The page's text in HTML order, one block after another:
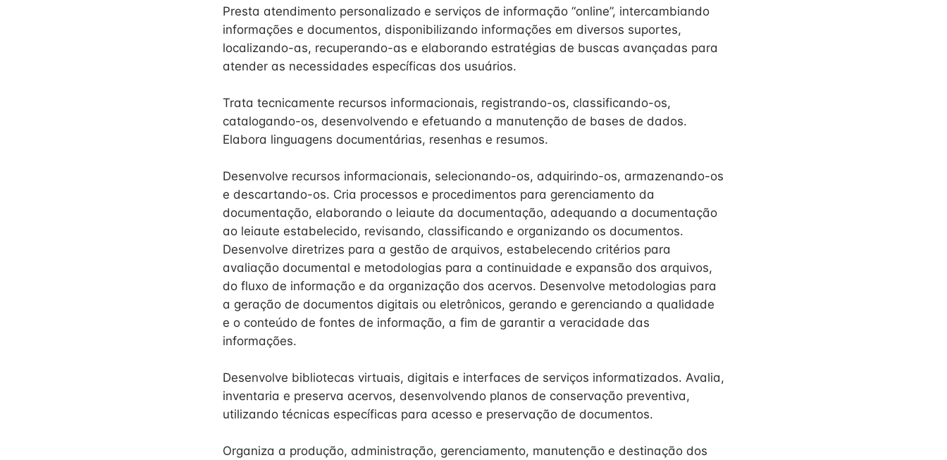
Presta atendimento personalizado e serviços de informação “online”, intercambiando
informações e documentos, disponibilizando informações em diversos suportes,
localizando-as, recuperando-as e elaborando estratégias de buscas avançadas para
atender as necessidades específicas dos usuários.
Trata tecnicamente recursos informacionais, registrando-os, classificando-os,
catalogando-os, desenvolvendo e efetuando a manutenção de bases de dados.
Elabora linguagens documentárias, resenhas e resumos.
Desenvolve recursos informacionais, selecionando-os, adquirindo-os, armazenando-os
e descartando-os. Cria processos e procedimentos para gerenciamento da
documentação, elaborando o leiaute da documentação, adequando a documentação
ao leiaute estabelecido, revisando, classificando e organizando os documentos.
Desenvolve diretrizes para a gestão de arquivos, estabelecendo critérios para
avaliação documental e metodologias para a continuidade e expansão dos arquivos,
do fluxo de informação e da organização dos acervos. Desenvolve metodologias para
a geração de documentos digitais ou eletrônicos, gerando e gerenciando a qualidade
e o conteúdo de fontes de informação, a fim de garantir a veracidade das
informações.
Desenvolve bibliotecas virtuais, digitais e interfaces de serviços informatizados. Avalia,
inventaria e preserva acervos, desenvolvendo planos de conservação preventiva,
utilizando técnicas específicas para acesso e preservação de documentos.
Organiza a produção, administração, gerenciamento, manutenção e destinação dos